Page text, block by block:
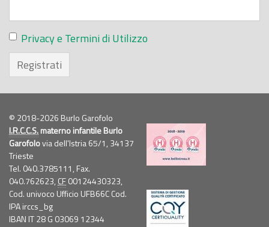
Privacy e Termini di Utilizzo
Registrati
© 2018-2026 Burlo Garofolo
I.R.C.C.S.materno infantile Burlo
Garofolovia dell'Istria 65/1, 34137
Trieste
Tel. 040.3785111, Fax.
040.762623, CF00124430323,
Cod. univoco Ufficio UFB66C Cod.
IPA irccs_bg
IBAN IT 28 G 03069 12344